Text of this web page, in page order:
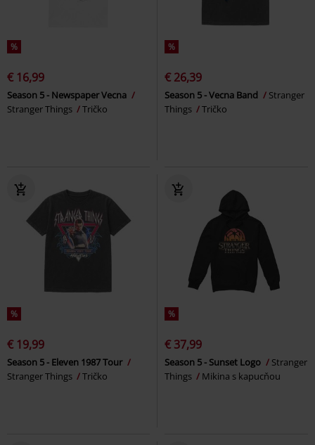
%
€ 16,99
Season 5 - Newspaper Vecna
Stranger Things
Tričko
%
€ 26,39
Season 5 - Vecna Band
Stranger
Things
Tričko
%
€ 19,99
Season 5 - Eleven 1987 Tour
Stranger Things
Tričko
%
€ 37,99
Season 5 - Sunset Logo
Stranger
Things
Mikina s kapucňou